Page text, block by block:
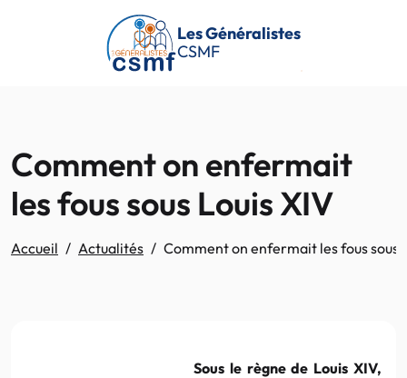
Passer au contenu principal
Les Généralistes
CSMF
Comment on enfermait
les fous sous Louis XIV
Accueil Actualités Comment on enfermait les fous sous
Sous le règne de Louis XIV,